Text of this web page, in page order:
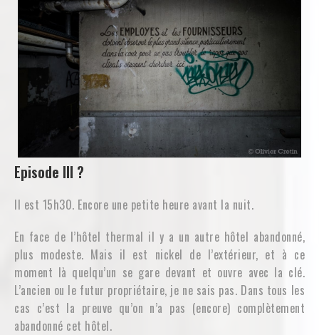
Episode III ?
Il est 15h30. Encore une petite heure avant la nuit.
En face de l’hôtel thermal il y a un autre hôtel abandonné,
plus modeste. Mais il est nickel de l’extérieur, et à ce
moment là quelqu’un se gare devant et ouvre avec la clé.
L’ancien ou le futur propriétaire, je ne sais pas. Dans tous les
cas c’est la preuve qu’on n’a pas (encore) complètement
abandonné cet hôtel.